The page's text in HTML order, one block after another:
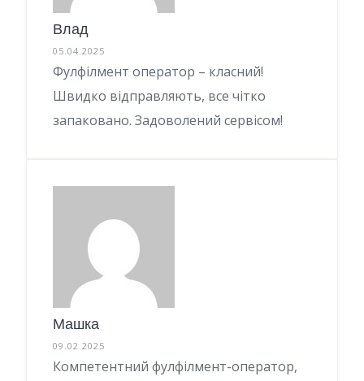
Влад
05.04.2025
Фулфілмент оператор – класний!
Швидко відправляють, все чітко
запаковано. Задоволений сервісом!
Машка
09.02.2025
Компетентний фулфілмент-оператор,